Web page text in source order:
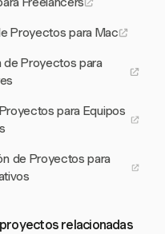
Proyectos para Mac
de Proyectos para
para Equipos
de Proyectos para
relacionadas